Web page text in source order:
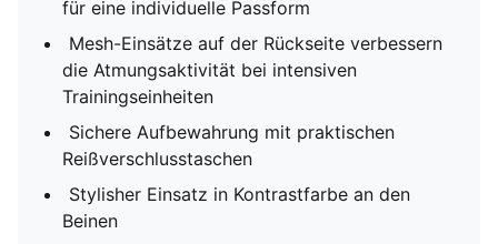
für eine individuelle Passform
Mesh-Einsätze auf der Rückseite verbessern
die Atmungsaktivität bei intensiven
Trainingseinheiten
Sichere Aufbewahrung mit praktischen
Reißverschlusstaschen
Stylisher Einsatz in Kontrastfarbe an den
Beinen